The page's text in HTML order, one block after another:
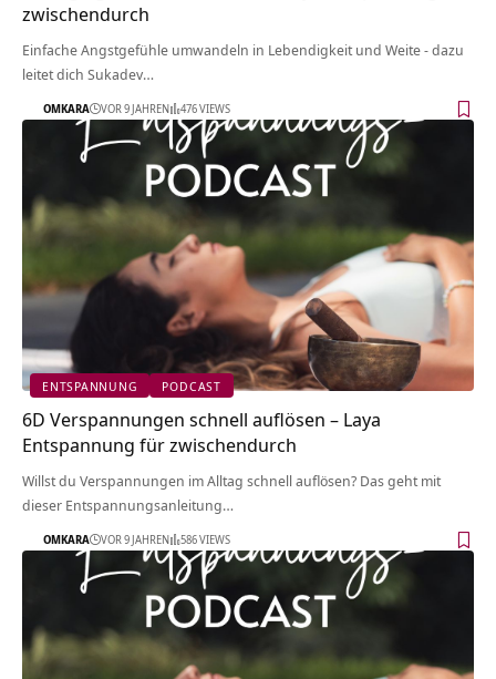
zwischendurch
Einfache Angstgefühle umwandeln in Lebendigkeit und Weite - dazu
leitet dich Sukadev…
OMKARA VOR 9 JAHREN 476 VIEWS
ENTSPANNUNG PODCAST
6D Verspannungen schnell auflösen – Laya
Entspannung für zwischendurch
Willst du Verspannungen im Alltag schnell auflösen? Das geht mit
dieser Entspannungsanleitung…
OMKARA VOR 9 JAHREN 586 VIEWS